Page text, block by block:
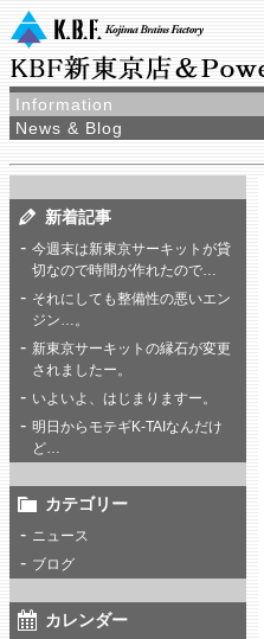
Information
News & Blog
新着記事
今週末は新東京サーキットが貸
切なので時間が作れたので…
それにしても整備性の悪いエン
ジン…。
新東京サーキットの縁石が変更
されましたー。
いよいよ、はじまりますー。
明日からモテギK-TAIなんだけ
ど…
カテゴリー
ニュース
ブログ
カレンダー